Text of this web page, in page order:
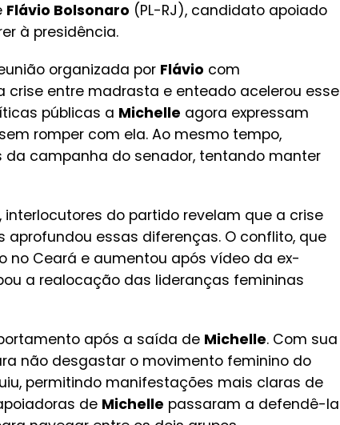
Flávio Bolsonaro (PL-RJ), candidato apoiado
à presidência.
organizada por Flávio com
entre madrasta e enteado acelerou esse
públicas a Michelle agora expressam
romper com ela. Ao mesmo tempo,
campanha do senador, tentando manter
do partido revelam que a crise
aprofundou essas diferenças. O conflito, que
no Ceará e aumentou após vídeo da ex-
a realocação das lideranças femininas
após a saída de Michelle. Com sua
não desgastar o movimento feminino do
permitindo manifestações mais claras de
de Michelle passaram a defendê-la